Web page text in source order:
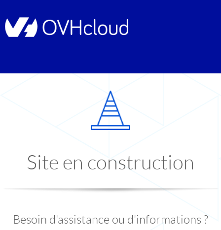
Site en construction
Besoin d'assistance ou d'informations ?